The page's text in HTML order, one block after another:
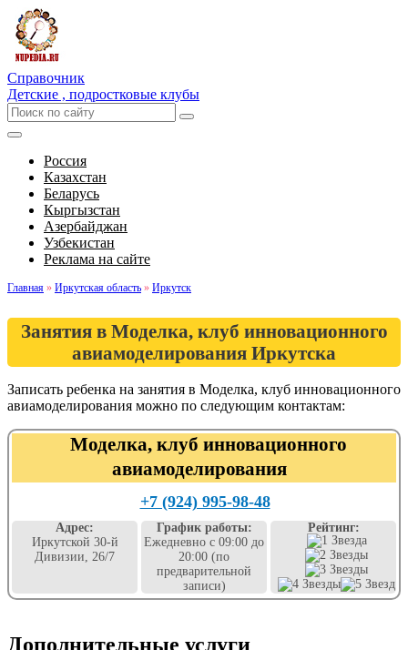
Справочник
Детские , подростковые клубы
Россия
Казахстан
Беларусь
Кыргызстан
Азербайджан
Узбекистан
Реклама на сайте
Главная » Иркутская область » Иркутск
Занятия в Моделка, клуб инновационного
авиамоделирования Иркутска
Записать ребенка на занятия в Моделка, клуб инновационного
авиамоделирования можно по следующим контактам:
Моделка, клуб инновационного
авиамоделирования
+7 (924) 995-98-48
Адрес:
Иркутской 30-й
Дивизии, 26/7
График работы:
Ежедневно с 09:00 до
20:00 (по
предварительной
записи)
Рейтинг:
Дополнительные услуги